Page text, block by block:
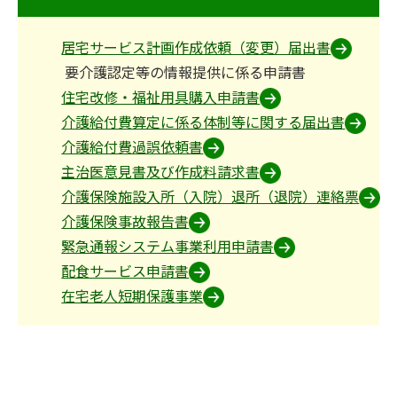
居宅サービス計画作成依頼（変更）届出書
要介護認定等の情報提供に係る申請書
住宅改修・福祉用具購入申請書
介護給付費算定に係る体制等に関する届出書
介護給付費過誤依頼書
主治医意見書及び作成料請求書
介護保険施設入所（入院）退所（退院）連絡票
介護保険事故報告書
緊急通報システム事業利用申請書
配食サービス申請書
在宅老人短期保護事業